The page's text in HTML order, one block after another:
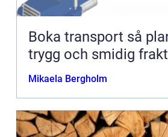
Boka transport så planerar du en
trygg och smidig frakt
Mikaela Bergholm